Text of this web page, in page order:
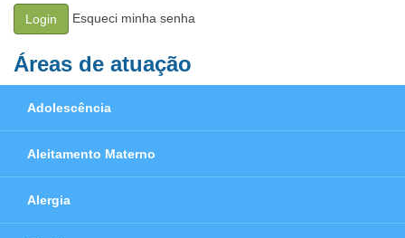
Login Esqueci minha senha
Áreas de atuação
Adolescência
Aleitamento Materno
Alergia